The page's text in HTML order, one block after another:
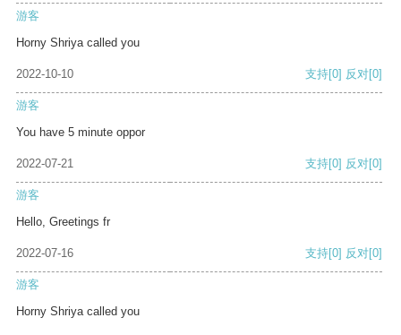
游客
Horny Shriya called you
2022-10-10 支持[0] 反对[0]
游客
You have 5 minute oppor
2022-07-21 支持[0] 反对[0]
游客
Hello, Greetings fr
2022-07-16 支持[0] 反对[0]
游客
Horny Shriya called you